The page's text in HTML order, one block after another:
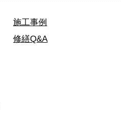
施工事例
修繕Q&A